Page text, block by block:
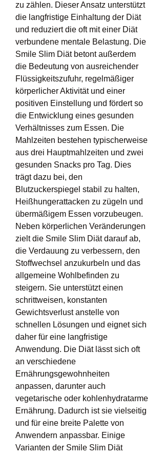
zu zählen. Dieser Ansatz unterstützt
die langfristige Einhaltung der Diät
und reduziert die oft mit einer Diät
verbundene mentale Belastung. Die
Smile Slim Diät betont außerdem
die Bedeutung von ausreichender
Flüssigkeitszufuhr, regelmäßiger
körperlicher Aktivität und einer
positiven Einstellung und fördert so
die Entwicklung eines gesunden
Verhältnisses zum Essen. Die
Mahlzeiten bestehen typischerweise
aus drei Hauptmahlzeiten und zwei
gesunden Snacks pro Tag. Dies
trägt dazu bei, den
Blutzuckerspiegel stabil zu halten,
Heißhungerattacken zu zügeln und
übermäßigem Essen vorzubeugen.
Neben körperlichen Veränderungen
zielt die Smile Slim Diät darauf ab,
die Verdauung zu verbessern, den
Stoffwechsel anzukurbeln und das
allgemeine Wohlbefinden zu
steigern. Sie unterstützt einen
schrittweisen, konstanten
Gewichtsverlust anstelle von
schnellen Lösungen und eignet sich
daher für eine langfristige
Anwendung. Die Diät lässt sich oft
an verschiedene
Ernährungsgewohnheiten
anpassen, darunter auch
vegetarische oder kohlenhydratarme
Ernährung. Dadurch ist sie vielseitig
und für eine breite Palette von
Anwendern anpassbar. Einige
Varianten der Smile Slim Diät